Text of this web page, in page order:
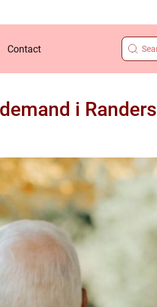
Contact
i Randers